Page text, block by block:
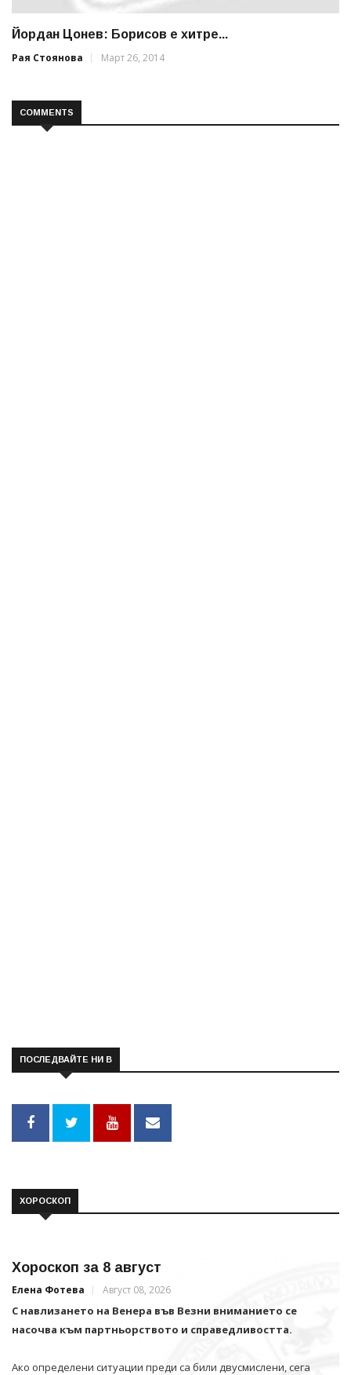
Йордан Цонев: Борисов е хитре...
Рая Стоянова
Март 26, 2014
COMMENTS
ПОСЛЕДВАЙТЕ НИ В
ХОРОСКОП
Хороскоп за 8 август
Елена Фотева Август 08, 2026
С навлизането на Венера във Везни вниманието се
насочва към партньорството и справедливостта.
Ако определени ситуации преди са били двусмислени, сега